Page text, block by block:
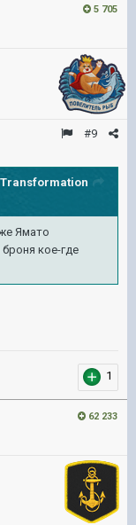
5 705
#9
Transformation
Ямато
кое-где
1
62 233